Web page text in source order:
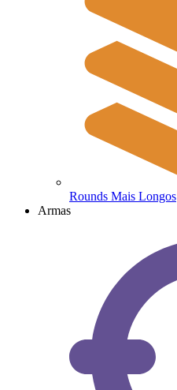
Rounds Mais Longos
Armas